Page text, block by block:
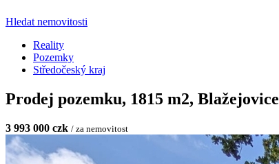
Hledat nemovitosti
Reality
Pozemky
Středočeský kraj
Prodej pozemku, 1815 m2, Blažejovice
3 993 000 czk / za nemovitost